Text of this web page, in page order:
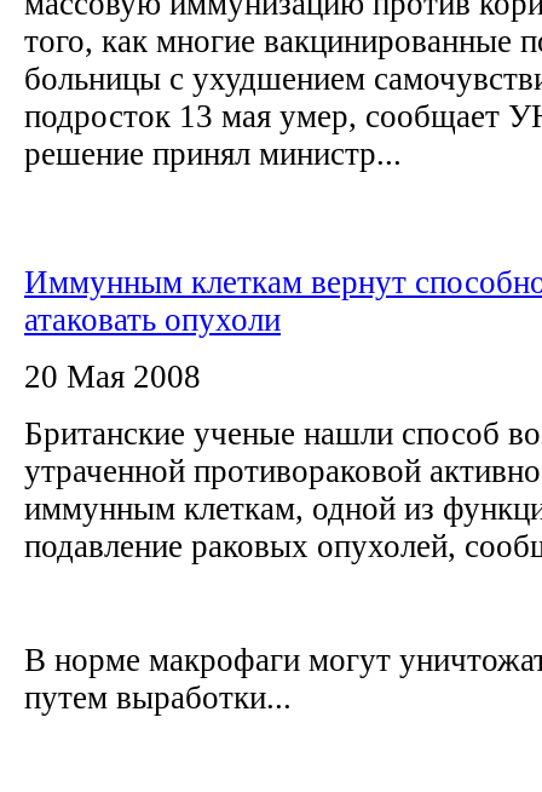
того, как многие вакцинированные
больницы с ухудшением
подросток 13 мая умер, сообщает
решение принял министр...
Иммунным клеткам вернут
атаковать опухоли
20 Мая 2008
Британские ученые нашли способ
утраченной противораковой
иммунным клеткам, одной из
подавление раковых опухолей,
В норме макрофаги могут
путем выработки...